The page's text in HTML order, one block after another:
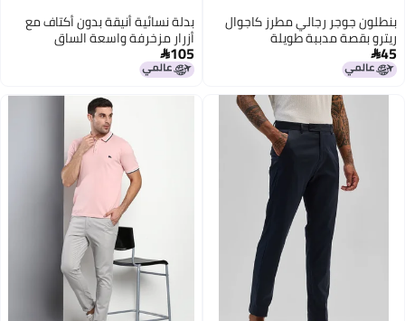
بنطلون جوجر رجالي مطرز كاجوال
ريترو بقصة مدببة طويلة
45
بدلة نسائية أنيقة بدون أكتاف مع
أزرار مزخرفة واسعة الساق
105